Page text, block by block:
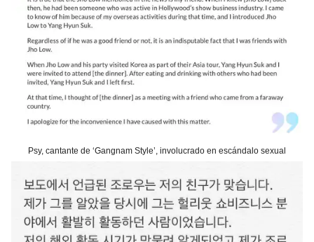
Psy, cantante de ‘Gangnam Style’, involucrado en escándalo sexual